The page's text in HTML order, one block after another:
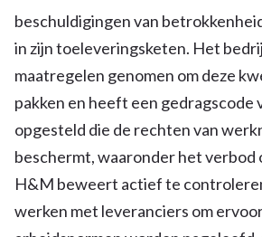
beschuldigingen van
in zijn toeleveringsketen. Het
maatregelen genomen om deze
pakken en heeft een gedragscode
opgesteld die de rechten van
beschermt, waaronder het verbod
H&M beweert actief te
werken met leveranciers om